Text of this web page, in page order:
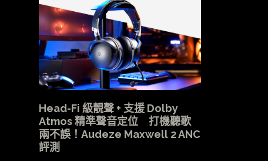
Head-Fi 級靚聲 + 支援 Dolby
Atmos 精準聲音定位 打機聽歌
兩不誤！Audeze Maxwell 2 ANC
評測